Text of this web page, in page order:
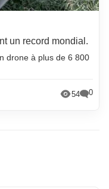
un record mondial.
drone à plus de 6 800
54 0